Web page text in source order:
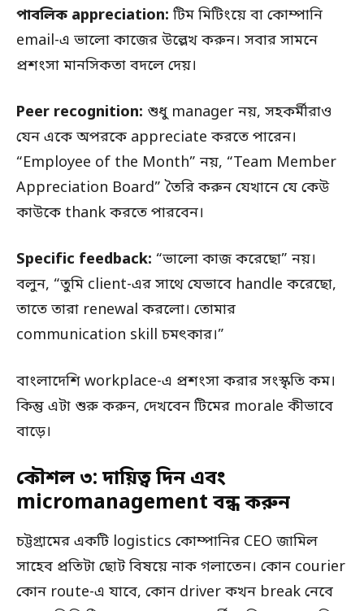
পাবলিক appreciation: টিম মিটিংয়ে বা কোম্পানি
email-এ ভালো কাজের উল্লেখ করুন। সবার সামনে
প্রশংসা মানসিকতা বদলে দেয়।
Peer recognition: শুধু manager নয়, সহকর্মীরাও
যেন একে অপরকে appreciate করতে পারেন।
“Employee of the Month” নয়, “Team Member
Appreciation Board” তৈরি করুন যেখানে যে কেউ
কাউকে thank করতে পারবেন।
Specific feedback: “ভালো কাজ করেছো” নয়।
বলুন, “তুমি client-এর সাথে যেভাবে handle করেছো,
তাতে তারা renewal করলো। তোমার
communication skill চমৎকার।”
বাংলাদেশি workplace-এ প্রশংসা করার সংস্কৃতি কম।
কিন্তু এটা শুরু করুন, দেখবেন টিমের morale কীভাবে
বাড়ে।
কৌশল ৩: দায়িত্ব দিন এবং
micromanagement বন্ধ করুন
চট্টগ্রামের একটি logistics কোম্পানির CEO জামিল
সাহেব প্রতিটা ছোট বিষয়ে নাক গলাতেন। কোন courier
কোন route-এ যাবে, কোন driver কখন break নেবে